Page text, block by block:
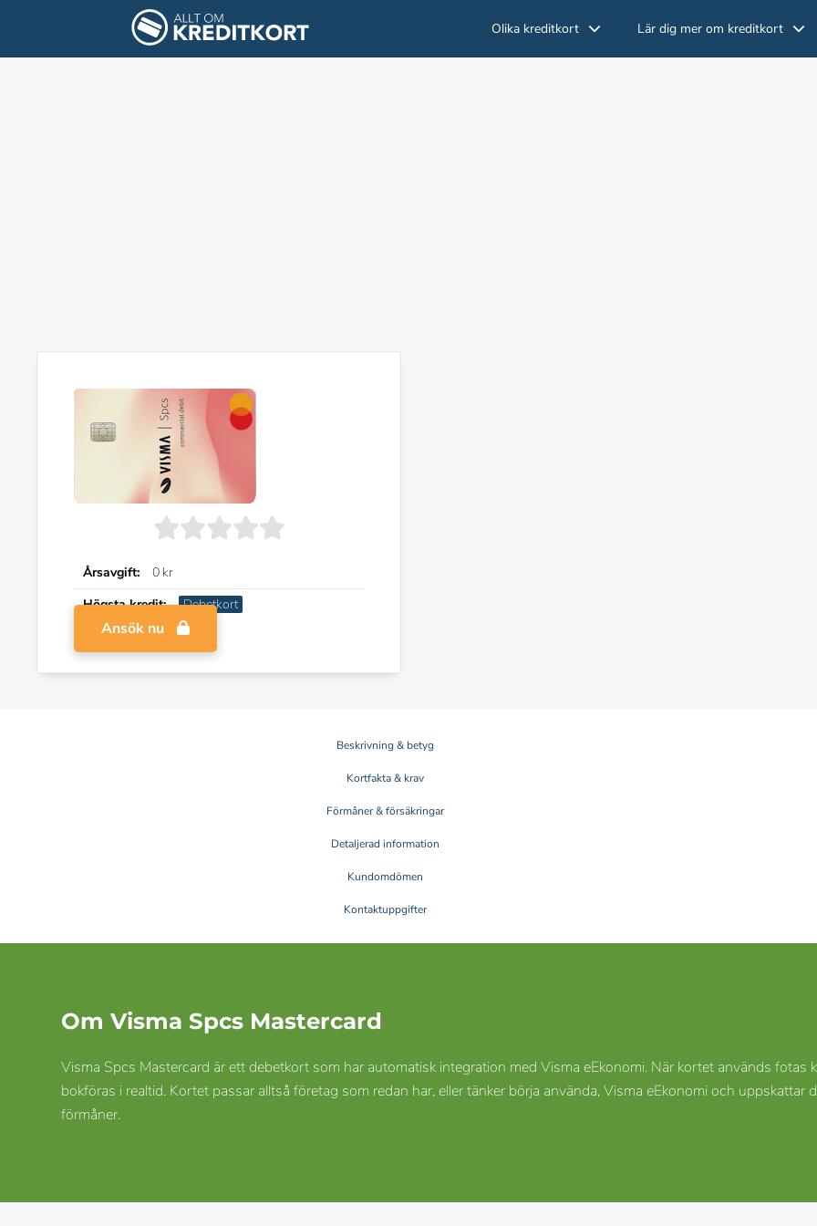
Olika kreditkort Lär dig mer om kreditkort
Årsavgift:
0 kr
Högsta kredit:
Debetkort
Ansök nu
Beskrivning & betyg
Kortfakta & krav
Förmåner & försäkringar
Detaljerad information
Kundomdömen
Kontaktuppgifter
Om Visma Spcs Mastercard
Visma Spcs Mastercard är ett debetkort som har automatisk integration med Visma eEkonomi. När kortet används
bokföras i realtid. Kortet passar alltså företag som redan har, eller tänker börja använda, Visma eEkonomi och
förmåner.